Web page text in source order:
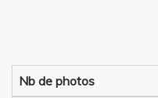
Nb de photos